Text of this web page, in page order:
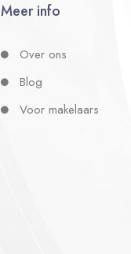
Meer info
Over ons
Blog
Voor makelaars